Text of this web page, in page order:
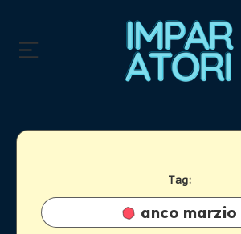
Tag:
anco marzio